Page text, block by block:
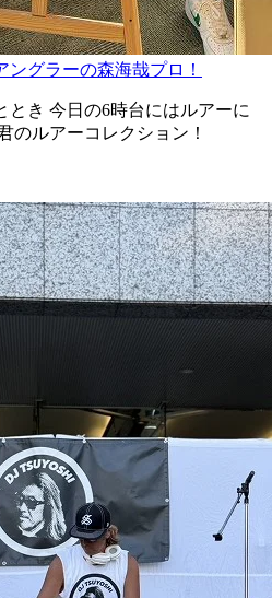
グラーの森海哉プロ！
とき 今日の6時台にはルアーに
のルアーコレクション！